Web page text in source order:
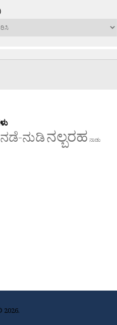
ನಡೆ-ನುಡಿನಲ್ಬರಹ ನಾಡು